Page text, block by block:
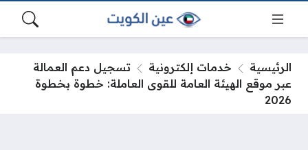
الرئيسية خدمات إلكترونية
تسجيل دعم العمالة
عبر موقع الهيئة العامة للقوى العاملة: خطوة بخطوة
2026